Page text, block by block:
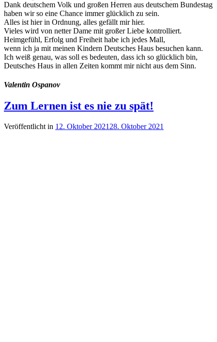
Dank deutschem Volk und großen Herren aus deutschem Bundestag
haben wir so eine Chance immer glücklich zu sein.
Alles ist hier in Ordnung, alles gefällt mir hier.
Vieles wird von netter Dame mit großer Liebe kontrolliert.
Heimgefühl, Erfolg und Freiheit habe ich jedes Mall,
wenn ich ja mit meinen Kindern Deutsches Haus besuchen kann.
Ich weiß genau, was soll es bedeuten, dass ich so glücklich bin,
Deutsches Haus in allen Zeiten kommt mir nicht aus dem Sinn.
Valentin Ospanov
Zum Lernen ist es nie zu spät!
Veröffentlicht in 12. Oktober 2021 28. Oktober 2021